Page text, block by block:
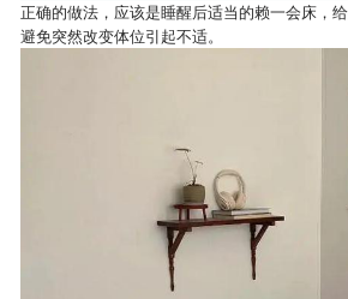
正确的做法，应该是睡醒后适当的赖一会床，
避免突然改变体位引起不适。